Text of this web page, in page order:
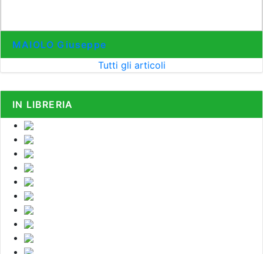
MAIOLO Giuseppe
Tutti gli articoli
IN LIBRERIA